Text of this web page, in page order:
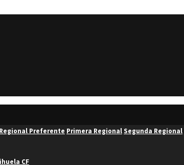
Regional Preferente Primera RegionalSegunda Regional
CF